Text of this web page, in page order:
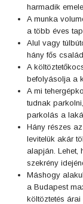
harmadik
A munka
a több éves
Alul vagy
hány fős
A
befolyásolja a
A mi
tudnak
parkolás a
Hány részes
levitelük akár
alapján. Lehet,
szekrény
Máshogy
a Budapest
költöztetés